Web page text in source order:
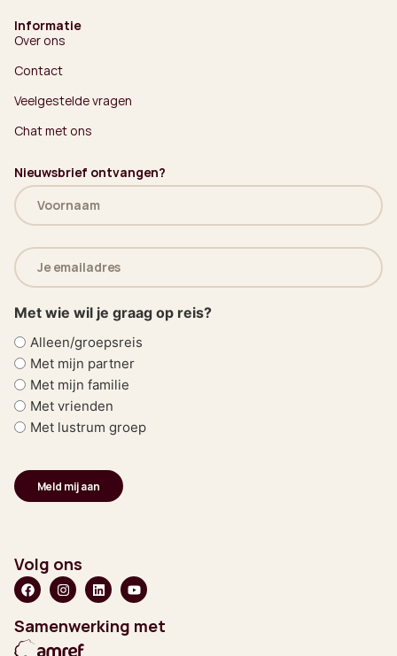
Informatie
Over ons
Contact
Veelgestelde vragen
Chat met ons
Nieuwsbrief ontvangen?
Naam
(Vereist)
E-
mailadres
(Vereist)
Met wie wil je graag op reis?
Alleen/groepsreis
Met mijn partner
Met mijn familie
Met vrienden
Met lustrum groep
Volg ons
Samenwerking met